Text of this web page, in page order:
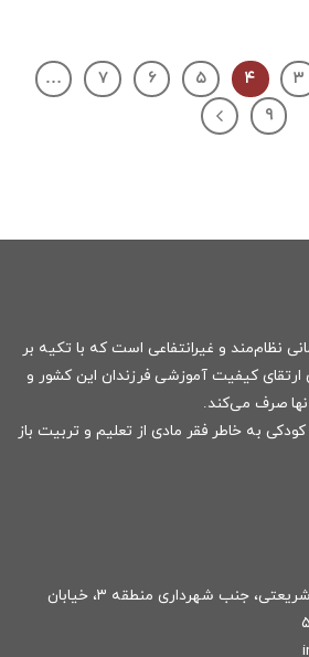
۳ ۴ ۵ ۶ ۷
…
۹
نظام‌مند و غیرانتفاعی است که با تکیه بر
ارتقای کیفیت آموزشی فرزندان این کشور و
صرف می‌کند.
به خاطر فقر مادی از تعلیم و تربیت باز
نشانی: تهران، خیابان دکتر شریعتی، جنب شهرداری منطقه ۳، خیابان